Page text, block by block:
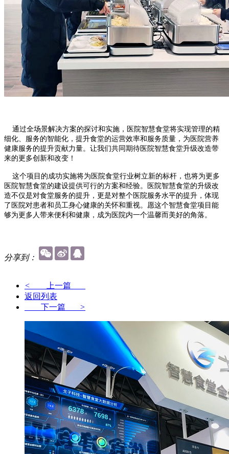
通过全场景解决方案的探讨和实施，医院智慧食堂将实现管理的精
细化、服务的智能化，提升食堂的运营效率和服务质量，为医院营养
健康服务的提升贡献力量。让我们共同期待医院智慧食堂升级改造带
来的更多创新和改变！
这个项目的成功实施将为医院食堂行业树立新的标杆，也将为更多
医院智慧食堂的建设提供可行的方案和经验。医院智慧食堂的升级改
造不仅是对食堂服务的提升，更是对整个医院服务水平的提升，体现
了医院对患者和员工身心健康的关怀和重视。愿这个智慧食堂项目能
够为更多人带来便利和健康，成为医院内一个温馨而美好的角落。
分享到：
< 上一篇
返回列表
下一篇 >